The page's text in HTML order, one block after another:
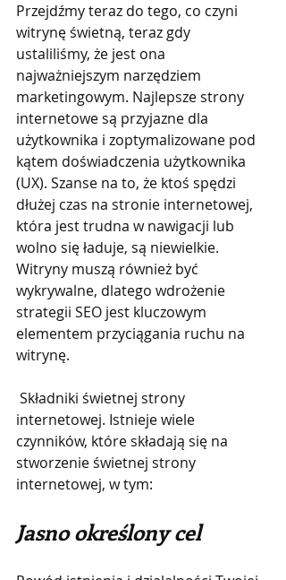
Przejdźmy teraz do tego, co czyni
witrynę świetną, teraz gdy
ustaliliśmy, że jest ona
najważniejszym narzędziem
marketingowym. Najlepsze strony
internetowe są przyjazne dla
użytkownika i zoptymalizowane pod
kątem doświadczenia użytkownika
(UX). Szanse na to, że ktoś spędzi
dłużej czas na stronie internetowej,
która jest trudna w nawigacji lub
wolno się ładuje, są niewielkie.
Witryny muszą również być
wykrywalne, dlatego wdrożenie
strategii SEO jest kluczowym
elementem przyciągania ruchu na
witrynę.
internetowej. Istnieje wiele
czynników, które składają się na
stworzenie świetnej strony
internetowej, w tym:
Jasno określony cel